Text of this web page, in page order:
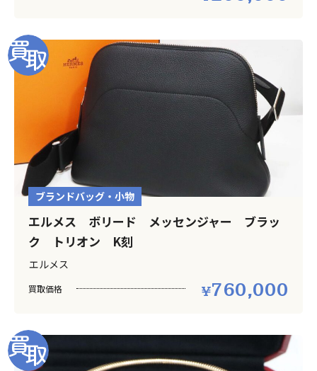
ブランドバッグ・小物
エルメス ボリード メッセンジャー ブラッ
ク トリオン K刻
エルメス
買取価格 760,000